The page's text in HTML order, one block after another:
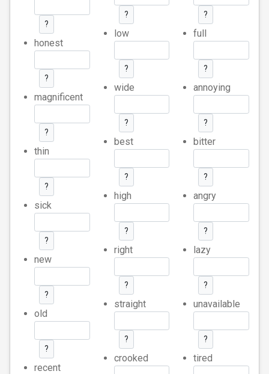
?
honest
?
magnificent
?
thin
?
sick
?
new
?
old
?
recent
?
low
?
wide
?
best
?
high
?
right
?
straight
?
crooked
?
full
?
annoying
?
bitter
?
angry
?
lazy
?
unavailable
?
tired